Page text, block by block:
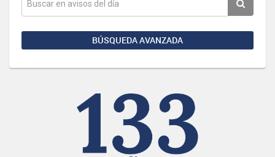
BÚSQUEDA AVANZADA